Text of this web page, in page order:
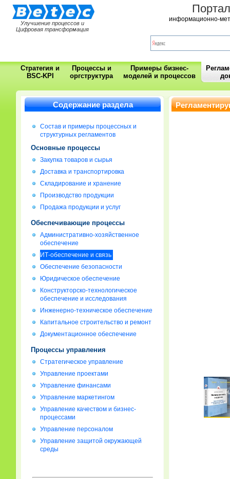
Улучшение процессов и
Цифровая трансформация
информационно-
Стратегия и
BSC-KPI
Процессы и
оргструктура
Примеры бизнес-
моделей и процессов
Содержание раздела
Состав и примеры процессных и
структурных регламентов
Основные процессы
Закупка товаров и сырья
Доставка и транспортировка
Складирование и хранение
Производство продукции
Продажа продукции и услуг
Обеспечивающие процессы
Административно-хозяйственное
обеспечение
ИТ-обеспечение и связь
Обеспечение безопасности
Юридическое обеспечение
Конструкторско-технологическое
обеспечение и исследования
Инженерно-техническое обеспечение
Капитальное строительство и ремонт
Документационное обеспечение
Процессы управления
Стратегическое управление
Управление проектами
Управление финансами
Управление маркетингом
Управление качеством и бизнес-
процессами
Управление персоналом
Управление защитой окружающей
среды